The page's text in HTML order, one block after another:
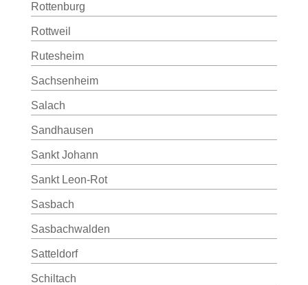
Rottenburg
Rottweil
Rutesheim
Sachsenheim
Salach
Sandhausen
Sankt Johann
Sankt Leon-Rot
Sasbach
Sasbachwalden
Satteldorf
Schiltach